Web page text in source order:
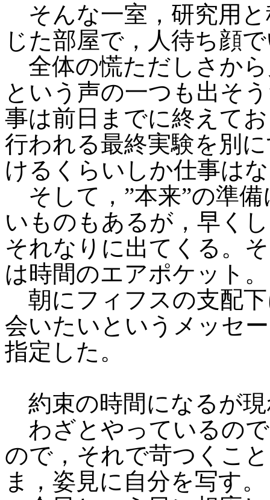
そんな一室，研究用
じた部屋で，人待ち顔
全体の慌ただしさか
という声の一つも出そ
事は前日までに終えて
行われる最終実験を別
けるくらいしか仕事は
そして，”本来”の準
いものもあるが，早く
それなりに出てくる。
は時間のエアポケット。
朝にフィフスの支配下
会いたいというメッセ
指定した。
約束の時間になるが
わざとやっているの
ので，それで苛つくこ
ま，姿見に自分を写す。